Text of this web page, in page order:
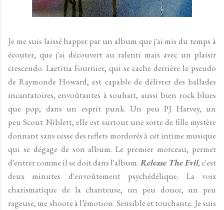
Je me suis laissé happer par un album que j'ai mis du temps à
écouter, que j'ai découvert au ralenti mais avec un plaisir
crescendo. Laetitia Fournier, qui se cache derrière le pseudo
de Raymonde Howard, est capable de délivrer des ballades
incantatoires, envoûtantes à souhait, aussi bien rock blues
que pop, dans un esprit punk. Un peu PJ Harvey, un
peu Scout Niblett, elle est surtout une sorte de fille mystère
donnant sans cesse des reflets mordorés à cet intime musique
qui se dégage de son album. Le premier morceau, permet
d'entrer comme il se doit dans l'album.Release The Evil, c'est
deux minutes d'envoûtement psychédélique. La voix
charismatique de la chanteuse, un peu douce, un peu
rageuse, me shoote à l’émotion. Sensible et touchante. Je suis